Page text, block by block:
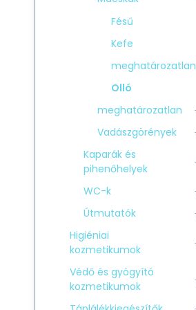
Fésű
Kefe
meghatározatlan
Olló
meghatározatlan
Vadászgörények
Kaparák és
pihenőhelyek
WC-k
Útmutatók
Higiéniai
kozmetikumok
Védő és gyógyító
kozmetikumok